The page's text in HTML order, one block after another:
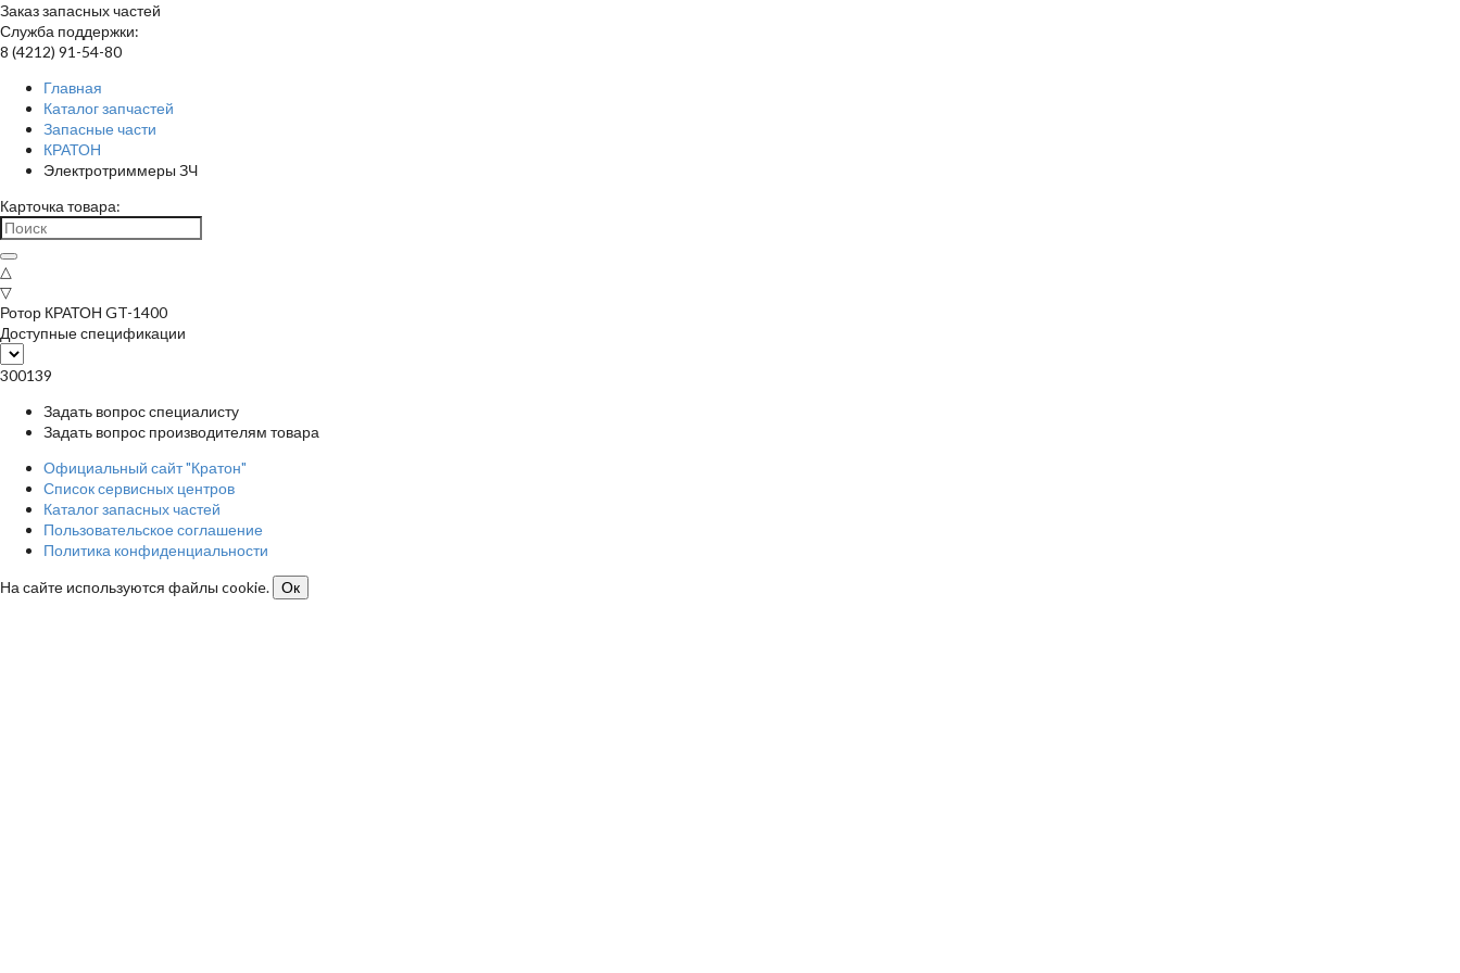
Заказ запасных частей
Служба поддержки:
8 (4212) 91-54-80
Главная
Каталог запчастей
Запасные части
КРАТОН
Электротриммеры ЗЧ
Карточка товара:
△
▽
Ротор КРАТОН GT-1400
Доступные спецификации
300139
Задать вопрос специалисту
Задать вопрос производителям товара
Официальный сайт "Кратон"
Список сервисных центров
Каталог запасных частей
Пользовательское соглашение
Политика конфиденциальности
На сайте используются файлы cookie.
Ок